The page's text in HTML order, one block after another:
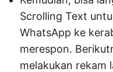
Scrolling Text
WhatsApp ke
merespon.
melakukan rekam